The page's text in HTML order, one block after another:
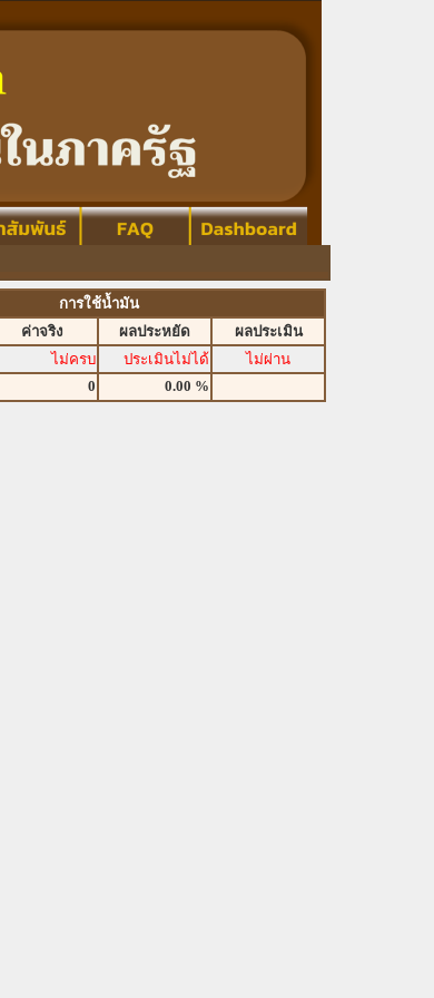
การใช้น้ำมัน
ค่าจริง ผลประหยัด
ผลประเมิน
ไม่ครบ ประเมินไม่ได้
ไม่ผ่าน
0 0.00 %